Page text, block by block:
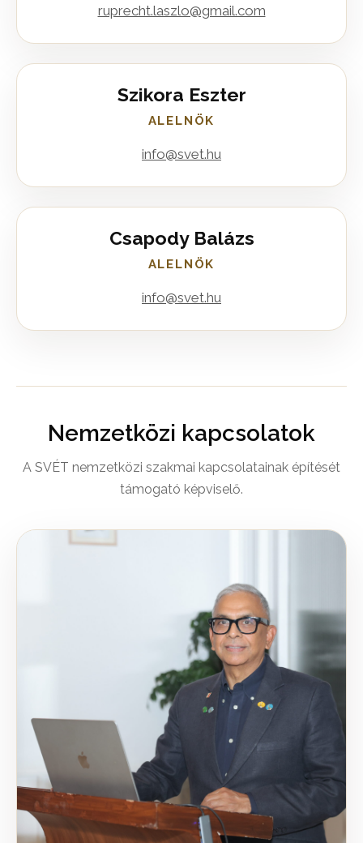
ruprecht.laszlo@gmail.com
Szikora Eszter
ALELNÖK
info@svet.hu
Csapody Balázs
ALELNÖK
info@svet.hu
Nemzetközi kapcsolatok
A SVÉT nemzetközi szakmai kapcsolatainak építését
támogató képviselő.